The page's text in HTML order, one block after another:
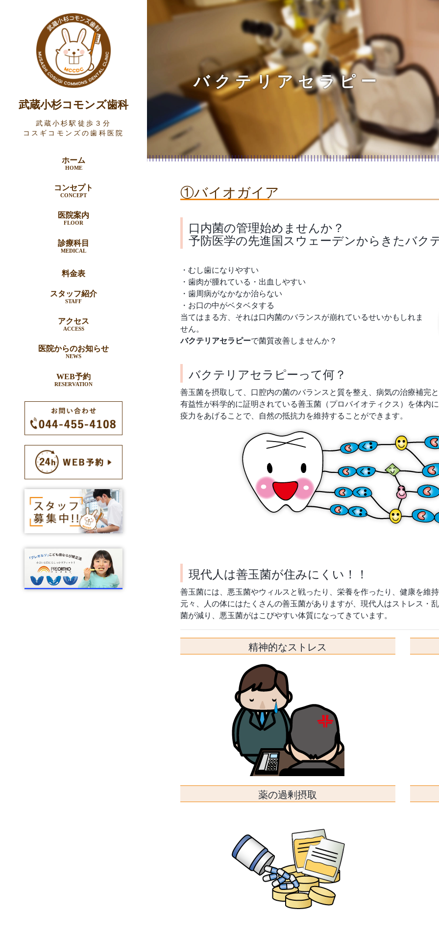
武蔵小杉コモンズ歯科
武蔵小杉駅徒歩３分
コスギコモンズの歯科医院
ホーム
HOME
コンセプト
CONCEPT
医院案内
FLOOR
診療科目
MEDICAL
料金表
スタッフ紹介
STAFF
アクセス
ACCESS
医院からのお知らせ
NEWS
WEB予約
RESERVATION
バクテリアセラピー
①バイオガイア
口内菌の管理始めませんか？
予防医学の先進国スウェーデンからきたバク
・むし歯になりやすい
・歯肉が腫れている・出血しやすい
・歯周病がなかなか治らない
・お口の中がベタベタする
当てはまる方、それは口内菌のバランスが崩れているせいかもしれま
せん。
バクテリアセラピーで菌質改善しませんか？
バクテリアセラピーって何？
善玉菌を摂取して、口腔内の菌のバランスと質を整え、病気の治療補完
有益性が科学的に証明されている善玉菌（プロバイオティクス）を体内
疫力をあげることで、自然の抵抗力を維持することができます。
現代人は善玉菌が住みにくい！！
善玉菌には、悪玉菌やウィルスと戦ったり、栄養を作ったり、健康を維
元々、人の体にはたくさんの善玉菌がありますが、現代人はストレス・
菌が減り、悪玉菌がはこびやすい体質になってきています。
精神的なストレス
薬の過剰摂取